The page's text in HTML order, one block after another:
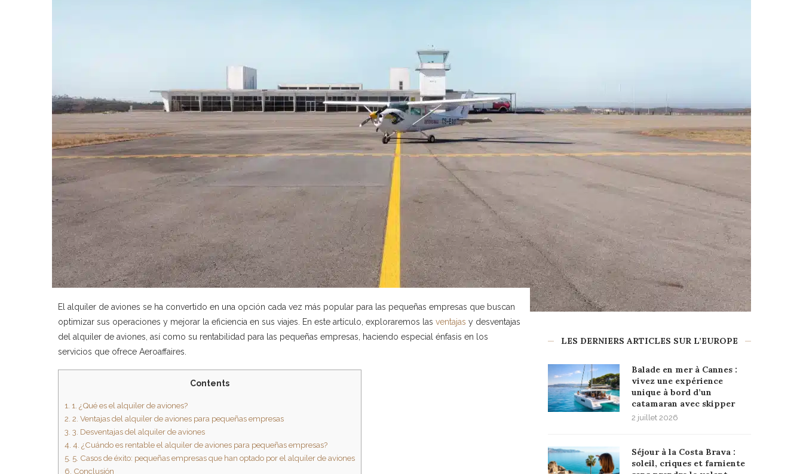
El alquiler de aviones se ha convertido en una opción cada vez más popular para las pequeñas empresas que buscan
optimizar sus operaciones y mejorar la eficiencia en sus viajes. En este artículo, exploraremos las ventajas y desventajas
del alquiler de aviones, así como su rentabilidad para las pequeñas empresas, haciendo especial énfasis en los
servicios que ofrece Aeroaffaires.
Contents
1. 1. ¿Qué es el alquiler de aviones?
2. 2. Ventajas del alquiler de aviones para pequeñas empresas
3. 3. Desventajas del alquiler de aviones
4. 4. ¿Cuándo es rentable el alquiler de aviones para pequeñas empresas?
5. 5. Casos de éxito: pequeñas empresas que han optado por el alquiler de aviones
6. Conclusión
LES DERNIERS ARTICLES SUR L’EUROPE
Balade en mer à Cannes :
vivez une expérience
unique à bord d’un
catamaran avec skipper
2 juillet 2026
Séjour à la Costa Brava :
soleil, criques et farniente